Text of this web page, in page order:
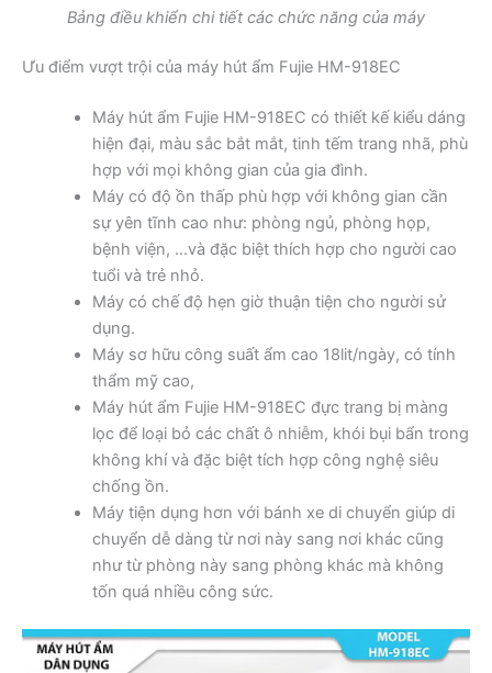
Bảng điều khiển chi tiết các chức năng của máy
Ưu điểm vượt trội của máy hút ẩm Fujie HM-918EC
Máy hút ẩm Fujie HM-918EC có thiết kế kiểu dáng
hiện đại, màu sắc bắt mắt, tinh tếm trang nhã, phù
hợp với mọi không gian của gia đình.
Máy có độ ồn thấp phù hợp với không gian cần
sự yên tĩnh cao như: phòng ngủ, phòng họp,
bệnh viện, …và đặc biệt thích hợp cho người cao
tuổi và trẻ nhỏ.
Máy có chế độ hẹn giờ thuận tiện cho người sử
dụng.
Máy sơ hữu công suất ẩm cao 18lit/ngày, có tính
thẩm mỹ cao,
Máy hút ẩm Fujie HM-918EC đực trang bị màng
lọc để loại bỏ các chất ô nhiễm, khói bụi bẩn trong
không khí và đặc biệt tích hợp công nghệ siêu
chống ồn.
Máy tiện dụng hơn với bánh xe di chuyển giúp di
chuyển dễ dàng từ nơi này sang nơi khác cũng
như từ phòng này sang phòng khác mà không
tốn quá nhiều công sức.